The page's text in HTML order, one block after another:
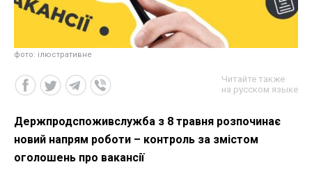
фото: ілюстративне
Читайте также
на русском языке
Держпродспоживслужба з 8 травня розпочинає
новий напрям роботи – контроль за змістом
оголошень про вакансії